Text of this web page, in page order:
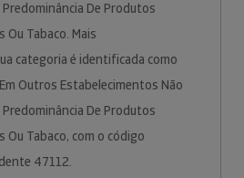
De Produtos
Ou Tabaco. Mais
categoria é identificada como
Outros Estabelecimentos Não
De Produtos
Ou Tabaco, com o código
47112.